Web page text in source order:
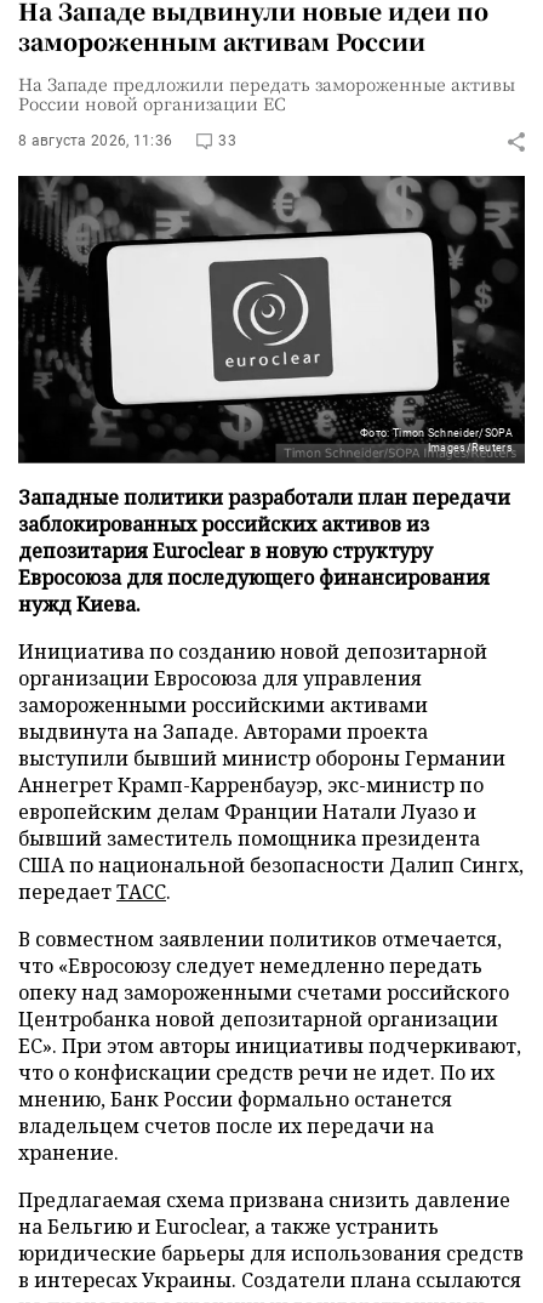
На Западе выдвинули новые идеи по
замороженным активам России
На Западе предложили передать замороженные активы
России новой организации ЕС
8 августа 2026, 11:36 33
Фото: Timon Schneider/SOPA
Images/Reuters
Западные политики разработали план передачи
заблокированных российских активов из
депозитария Euroclear в новую структуру
Евросоюза для последующего финансирования
нужд Киева.
Инициатива по созданию новой депозитарной
организации Евросоюза для управления
замороженными российскими активами
выдвинута на Западе. Авторами проекта
выступили бывший министр обороны Германии
Аннегрет Крамп-Карренбауэр, экс-министр по
европейским делам Франции Натали Луазо и
бывший заместитель помощника президента
США по национальной безопасности Далип Сингх,
передаетТАСС.
В совместном заявлении политиков отмечается,
что «Евросоюзу следует немедленно передать
опеку над замороженными счетами российского
Центробанка новой депозитарной организации
ЕС». При этом авторы инициативы подчеркивают,
что о конфискации средств речи не идет. По их
мнению, Банк России формально останется
владельцем счетов после их передачи на
хранение.
Предлагаемая схема призвана снизить давление
на Бельгию и Euroclear, а также устранить
юридические барьеры для использования средств
в интересах Украины. Создатели плана ссылаются